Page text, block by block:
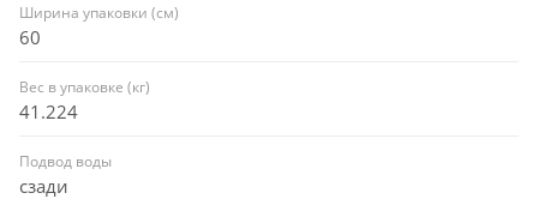
Ширина упаковки (см)
60
Вес в упаковке (кг)
41.224
Подвод воды
сзади